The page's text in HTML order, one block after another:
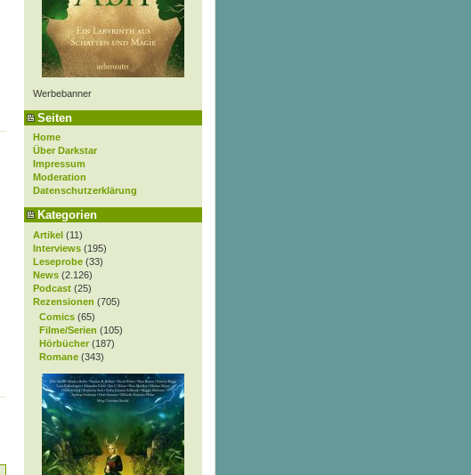
Werbebanner
Seiten
Home
Über Darkstar
Impressum
Moderation
Datenschutzerklärung
Kategorien
Artikel (11)
Interviews (195)
Leseprobe (33)
News (2.126)
Podcast (25)
Rezensionen (705)
Comics (65)
Filme/Serien (105)
Hörbücher (187)
Romane (343)